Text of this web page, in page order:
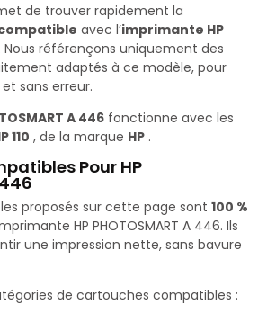
de trouver rapidement la
avec l’imprimante HP
. Nous référençons uniquement des
adaptés à ce modèle, pour
sans erreur.
A 446 fonctionne avec les
110 , de la marque HP .
Pour HP
proposés sur cette page sont 100 %
HP PHOTOSMART A 446. Ils
une impression nette, sans bavure
de cartouches compatibles :